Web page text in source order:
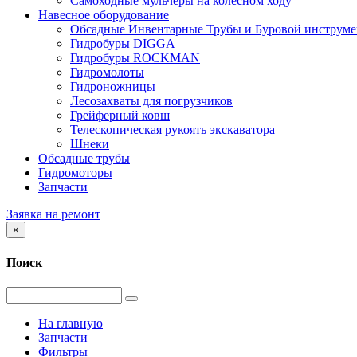
Навесное оборудование
Обсадные Инвентарные Трубы и Буровой
Гидробуры DIGGA
Гидробуры ROCKMAN
Гидромолоты
Гидроножницы
Лесозахваты для погрузчиков
Грейферный ковш
Телескопическая рукоять экскаватора
Шнеки
Обсадные трубы
Гидромоторы
Запчасти
Заявка на ремонт
×
Поиск
На главную
Запчасти
Фильтры